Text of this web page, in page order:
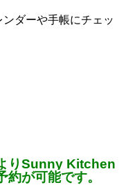
ダーや手帳にチェッ
りSunny Kitchen
約が可能です。